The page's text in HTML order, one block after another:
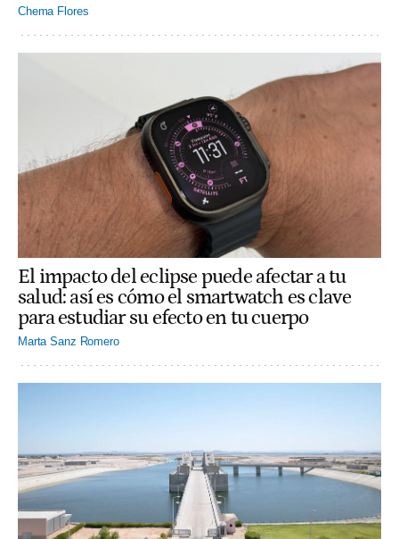
Chema Flores
El impacto del eclipse puede afectar a tu
salud: así es cómo el smartwatch es clave
para estudiar su efecto en tu cuerpo
Marta Sanz Romero